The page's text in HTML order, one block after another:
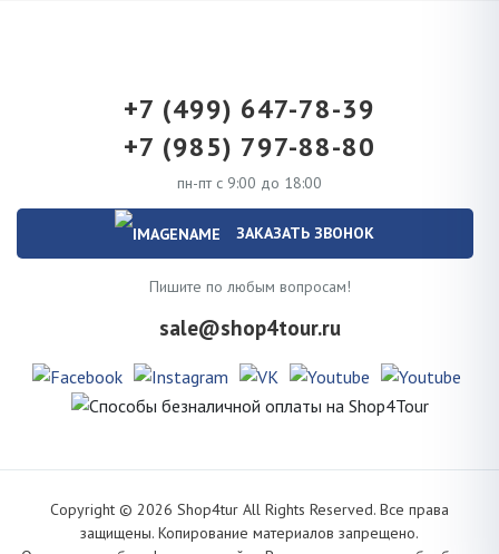
+7 (499) 647-78-39
+7 (985) 797-88-80
пн-пт с 9:00 до 18:00
ЗАКАЗАТЬ ЗВОНОК
Пишите по любым вопросам!
sale@shop4tour.ru
Copyright © 2026 Shop4tur All Rights Reserved. Все права
защищены. Копирование материалов запрещено.